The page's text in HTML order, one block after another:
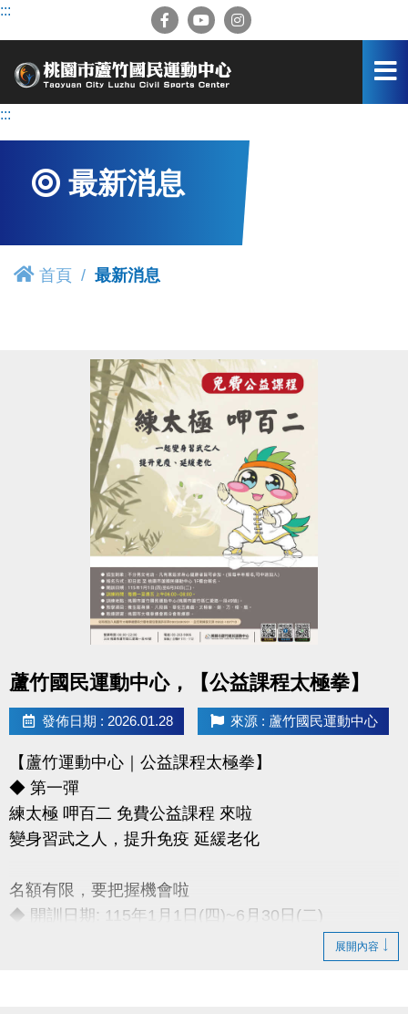
跳
容
:::
:::
最新消息
首頁 最新消息
蘆竹國民運動中心，【公益課程太極拳】
發佈日期 : 2026.01.28 來源 : 蘆竹國民運動中心
【蘆竹運動中心｜公益課程太極拳】
◆ 第一彈
練太極 呷百二 免費公益課程 來啦
變身習武之人，提升免疫 延緩老化
名額有限，要把握機會啦
◆ 開訓日期: 115年1月1日(四)~6月30日(二)
◆ 訓練地點: 桃園市蘆竹國民運動中心 三樓綜合球場
展開內容